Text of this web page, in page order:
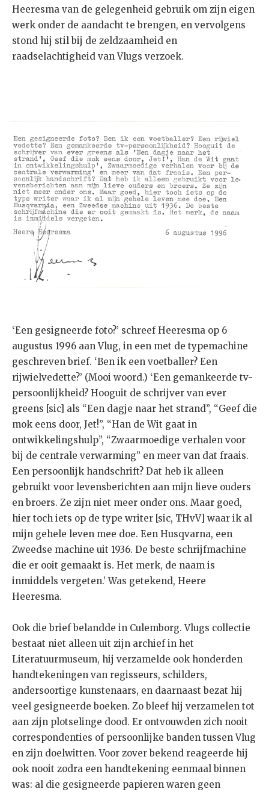
Heeresma van de gelegenheid gebruik om zijn eigen
werk onder de aandacht te brengen, en vervolgens
stond hij stil bij de zeldzaamheid en
raadselachtigheid van Vlugs verzoek.
‘Een gesigneerde foto?’ schreef Heeresma op 6
augustus 1996 aan Vlug, in een met de typemachine
geschreven brief. ‘Ben ik een voetballer? Een
rijwielvedette?’ (Mooi woord.) ‘Een gemankeerde tv-
persoonlijkheid? Hooguit de schrijver van ever
greens [sic] als “Een dagje naar het strand”, “Geef die
mok eens door, Jet!”, “Han de Wit gaat in
ontwikkelingshulp”, “Zwaarmoedige verhalen voor
bij de centrale verwarming” en meer van dat fraais.
Een persoonlijk handschrift? Dat heb ik alleen
gebruikt voor levensberichten aan mijn lieve ouders
en broers. Ze zijn niet meer onder ons. Maar goed,
hier toch iets op de type writer [sic, THvV] waar ik al
mijn gehele leven mee doe. Een Husqvarna, een
Zweedse machine uit 1936. De beste schrijfmachine
die er ooit gemaakt is. Het merk, de naam is
inmiddels vergeten.’ Was getekend, Heere
Heeresma.
Ook die brief belandde in Culemborg. Vlugs collectie
bestaat niet alleen uit zijn archief in het
Literatuurmuseum, hij verzamelde ook honderden
handtekeningen van regisseurs, schilders,
andersoortige kunstenaars, en daarnaast bezat hij
veel gesigneerde boeken. Zo bleef hij verzamelen tot
aan zijn plotselinge dood. Er ontvouwden zich nooit
correspondenties of persoonlijke banden tussen Vlug
en zijn doelwitten. Voor zover bekend reageerde hij
ook nooit zodra een handtekening eenmaal binnen
was: al die gesigneerde papieren waren geen